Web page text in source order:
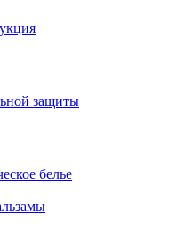
защиты
белье